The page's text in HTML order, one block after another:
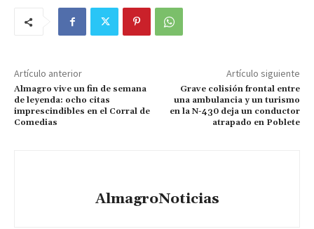
Artículo anterior
Almagro vive un fin de semana
de leyenda: ocho citas
imprescindibles en el Corral de
Comedias
Artículo siguiente
Grave colisión frontal entre
una ambulancia y un turismo
en la N-430 deja un conductor
atrapado en Poblete
AlmagroNoticias